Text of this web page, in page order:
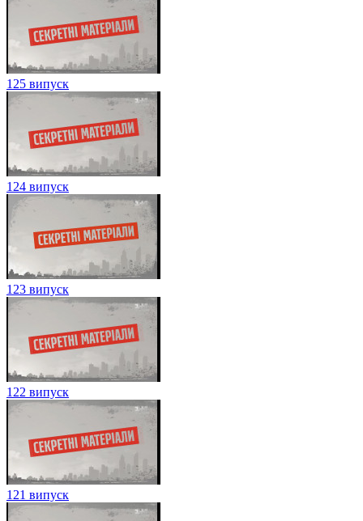
125 випуск
124 випуск
123 випуск
122 випуск
121 випуск